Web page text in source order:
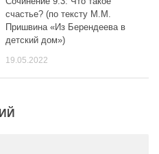
счастье? (по тексту М.М.
Пришвина «Из Берендеева в
детский дом»)
19.05.2022